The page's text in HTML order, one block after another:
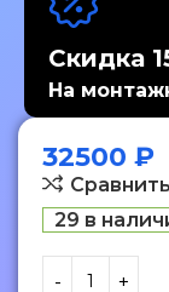
Скидка
На
32500 ₽
Сравнить
29 в